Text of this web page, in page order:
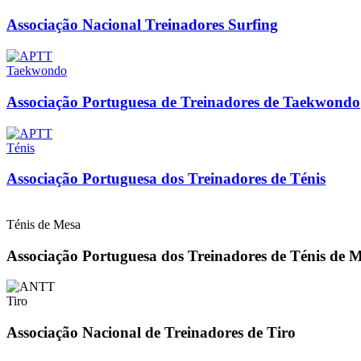
Associação Nacional Treinadores Surfing
Taekwondo
Associação Portuguesa de Treinadores de Taekwondo
Ténis
Associação Portuguesa dos Treinadores de Ténis
Ténis de Mesa
Associação Portuguesa dos Treinadores de Ténis de
Tiro
Associação Nacional de Treinadores de Tiro